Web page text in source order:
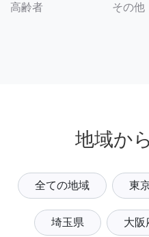
高齢者 その他
地域か
全ての地域 東
埼玉県 大阪